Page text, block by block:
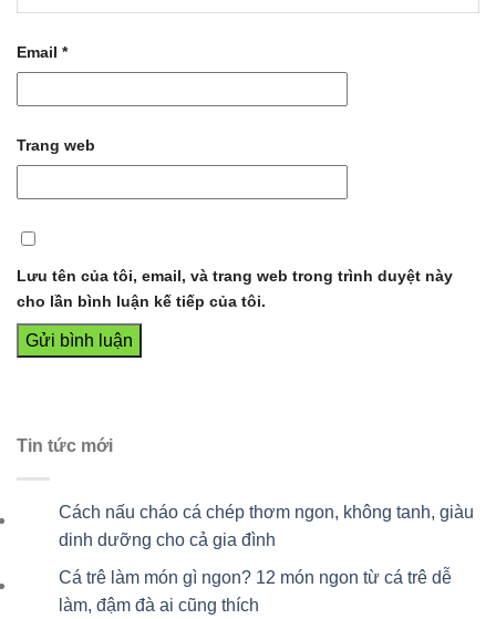
Email *
Trang web
Lưu tên của tôi, email, và trang web trong trình duyệt này
cho lần bình luận kế tiếp của tôi.
Tin tức mới
Cách nấu cháo cá chép thơm ngon, không tanh, giàu
dinh dưỡng cho cả gia đình
Cá trê làm món gì ngon? 12 món ngon từ cá trê dễ
làm, đậm đà ai cũng thích